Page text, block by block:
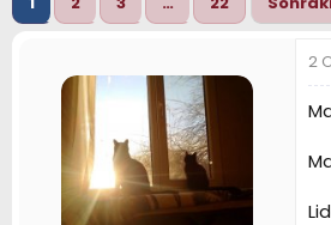
B
n
g
ç
r
i
h
i
2